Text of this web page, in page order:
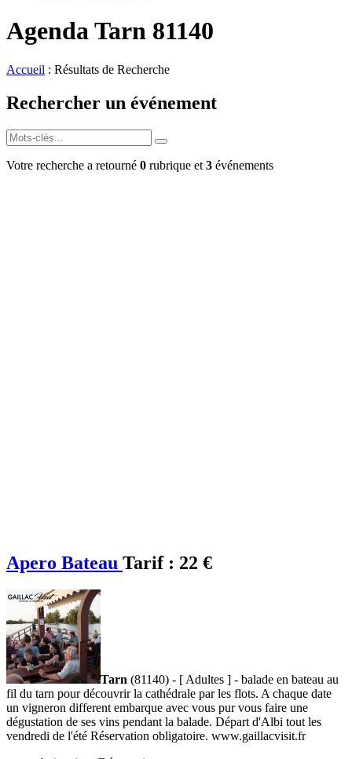
Agenda Tarn 81140
Accueil : Résultats de Recherche
Rechercher un événement
Votre recherche a retourné 0 rubrique et 3 événements
Apero Bateau Tarif : 22 €
Tarn (81140) - [ Adultes ] - balade en bateau au
fil du tarn pour découvrir la cathédrale par les flots. A chaque date
un vigneron different embarque avec vous pur vous faire une
dégustation de ses vins pendant la balade. Départ d'Albi tout les
vendredi de l'été Réservation obligatoire. www.gaillacvisit.fr